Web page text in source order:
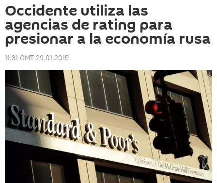
Occidente utiliza las
agencias de rating para
presionar a la economía rusa
11:31 GMT 29.01.2015